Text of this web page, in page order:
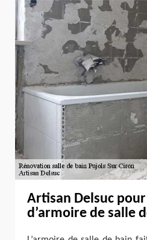
Artisan Delsuc
d’armoire de salle